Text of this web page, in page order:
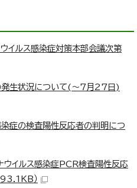
イルス感染症対策本部会議次第
発生状況について(～7月27日)
症の検査陽性反応者の判明につ
ウイルス感染症PCR検査陽性反応
）